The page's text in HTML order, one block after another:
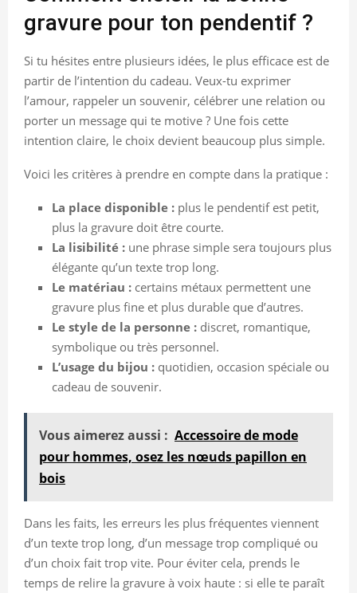
gravure pour ton pendentif ?
Si tu hésites entre plusieurs idées, le plus efficace est de
partir de l’intention du cadeau. Veux-tu exprimer
l’amour, rappeler un souvenir, célébrer une relation ou
porter un message qui te motive ? Une fois cette
intention claire, le choix devient beaucoup plus simple.
Voici les critères à prendre en compte dans la pratique :
La place disponible : plus le pendentif est petit,
plus la gravure doit être courte.
La lisibilité : une phrase simple sera toujours plus
élégante qu’un texte trop long.
Le matériau : certains métaux permettent une
gravure plus fine et plus durable que d’autres.
Le style de la personne : discret, romantique,
symbolique ou très personnel.
L’usage du bijou : quotidien, occasion spéciale ou
cadeau de souvenir.
Vous aimerez aussi : Accessoire de mode
pour hommes, osez les nœuds papillon en
bois
Dans les faits, les erreurs les plus fréquentes viennent
d’un texte trop long, d’un message trop compliqué ou
d’un choix fait trop vite. Pour éviter cela, prends le
temps de relire la gravure à voix haute : si elle te paraît